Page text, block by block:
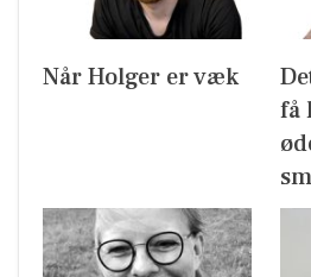
Når Holger er væk
få